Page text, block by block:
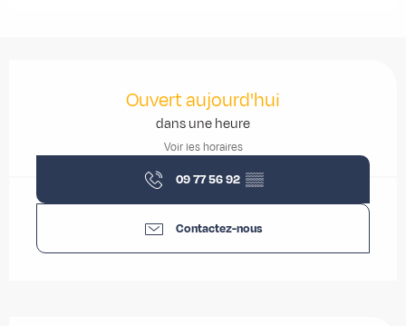
Ouvert aujourd'hui
dans une heure
Voir les horaires
09 77 56 92 ▒▒
Contactez-nous